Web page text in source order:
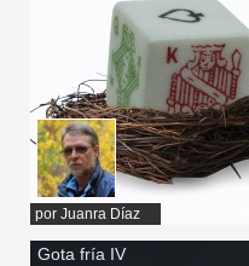
por Juanra Díaz
Gota fría IV